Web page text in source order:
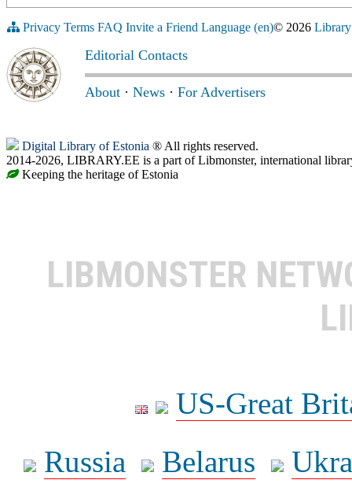
Privacy Terms FAQ Invite a Friend Language (en)© 2026
Editorial Contacts
About · News · For Advertisers
Digital Library of Estonia ® All rights reserved.
2014-2026, LIBRARY.EE is a part of Libmonster, international
Keeping the heritage of Estonia
LIBMONSTER
US-Great
Russia
Belarus